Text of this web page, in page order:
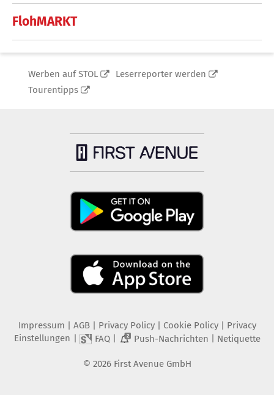
FlohMARKT
Werben auf STOL
Leserreporter werden
Tourentipps
Impressum AGB Privacy Policy| Cookie Policy| Privacy
Einstellungen
FAQ| 2 Push-Nachrichten Netiquette
© 2026 First Avenue GmbH